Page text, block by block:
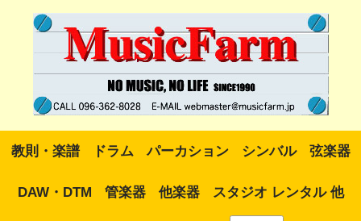
教則・楽譜 ドラム パーカション シンバル 弦楽器
DAW・DTM 管楽器 他楽器 スタジオ レンタル 他